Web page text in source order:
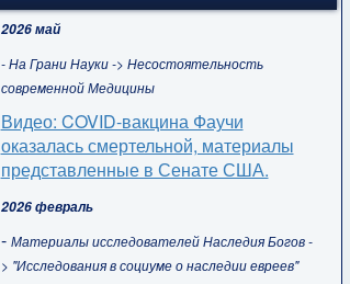
2026 май
- На Грани Науки -> Несостоятельность
современной Медицины
Видео: COVID-вакцина Фаучи
оказалась смертельной, материалы
представленные в Сенате США.
2026 февраль
- Материалы исследователей Наследия Богов -
> "Исследования в социуме о наследии евреев"